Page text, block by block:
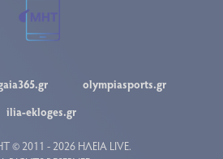
olympiasports.gr
ilia-ekloges.gr
© 2011 - 2026 ΗΛΕΙΑ LIVE.